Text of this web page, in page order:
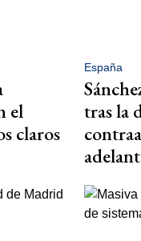
el
claros
España
tras la